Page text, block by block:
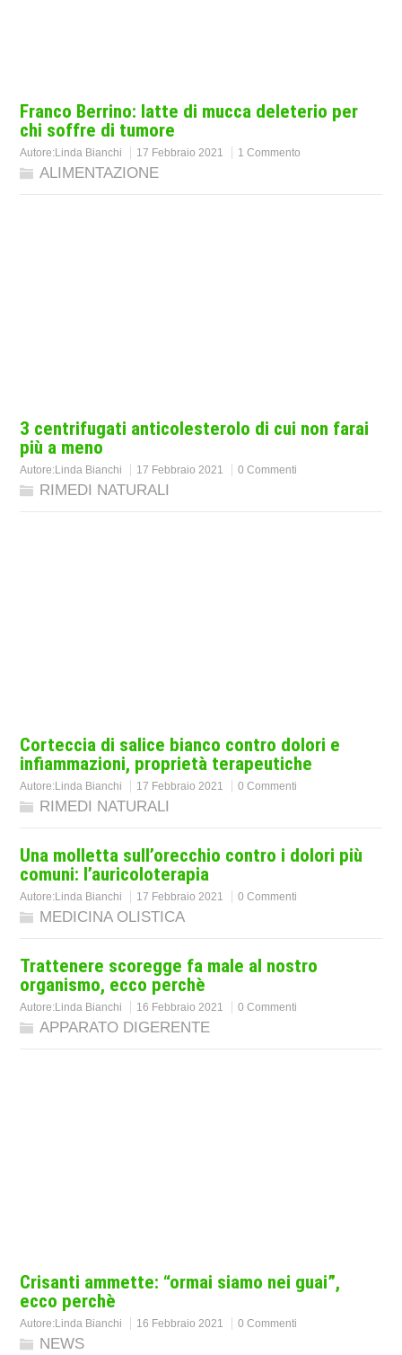
Franco Berrino: latte di mucca deleterio per
chi soffre di tumore
Autore:Linda Bianchi 17 Febbraio 2021 1 Commento
ALIMENTAZIONE
3 centrifugati anticolesterolo di cui non farai
più a meno
Autore:Linda Bianchi 17 Febbraio 2021 0 Commenti
RIMEDI NATURALI
Corteccia di salice bianco contro dolori e
infiammazioni, proprietà terapeutiche
Autore:Linda Bianchi 17 Febbraio 2021 0 Commenti
RIMEDI NATURALI
Una molletta sull’orecchio contro i dolori più
comuni: l’auricoloterapia
Autore:Linda Bianchi 17 Febbraio 2021 0 Commenti
MEDICINA OLISTICA
Trattenere scoregge fa male al nostro
organismo, ecco perchè
Autore:Linda Bianchi 16 Febbraio 2021 0 Commenti
APPARATO DIGERENTE
Crisanti ammette: “ormai siamo nei guai”,
ecco perchè
Autore:Linda Bianchi 16 Febbraio 2021 0 Commenti
NEWS